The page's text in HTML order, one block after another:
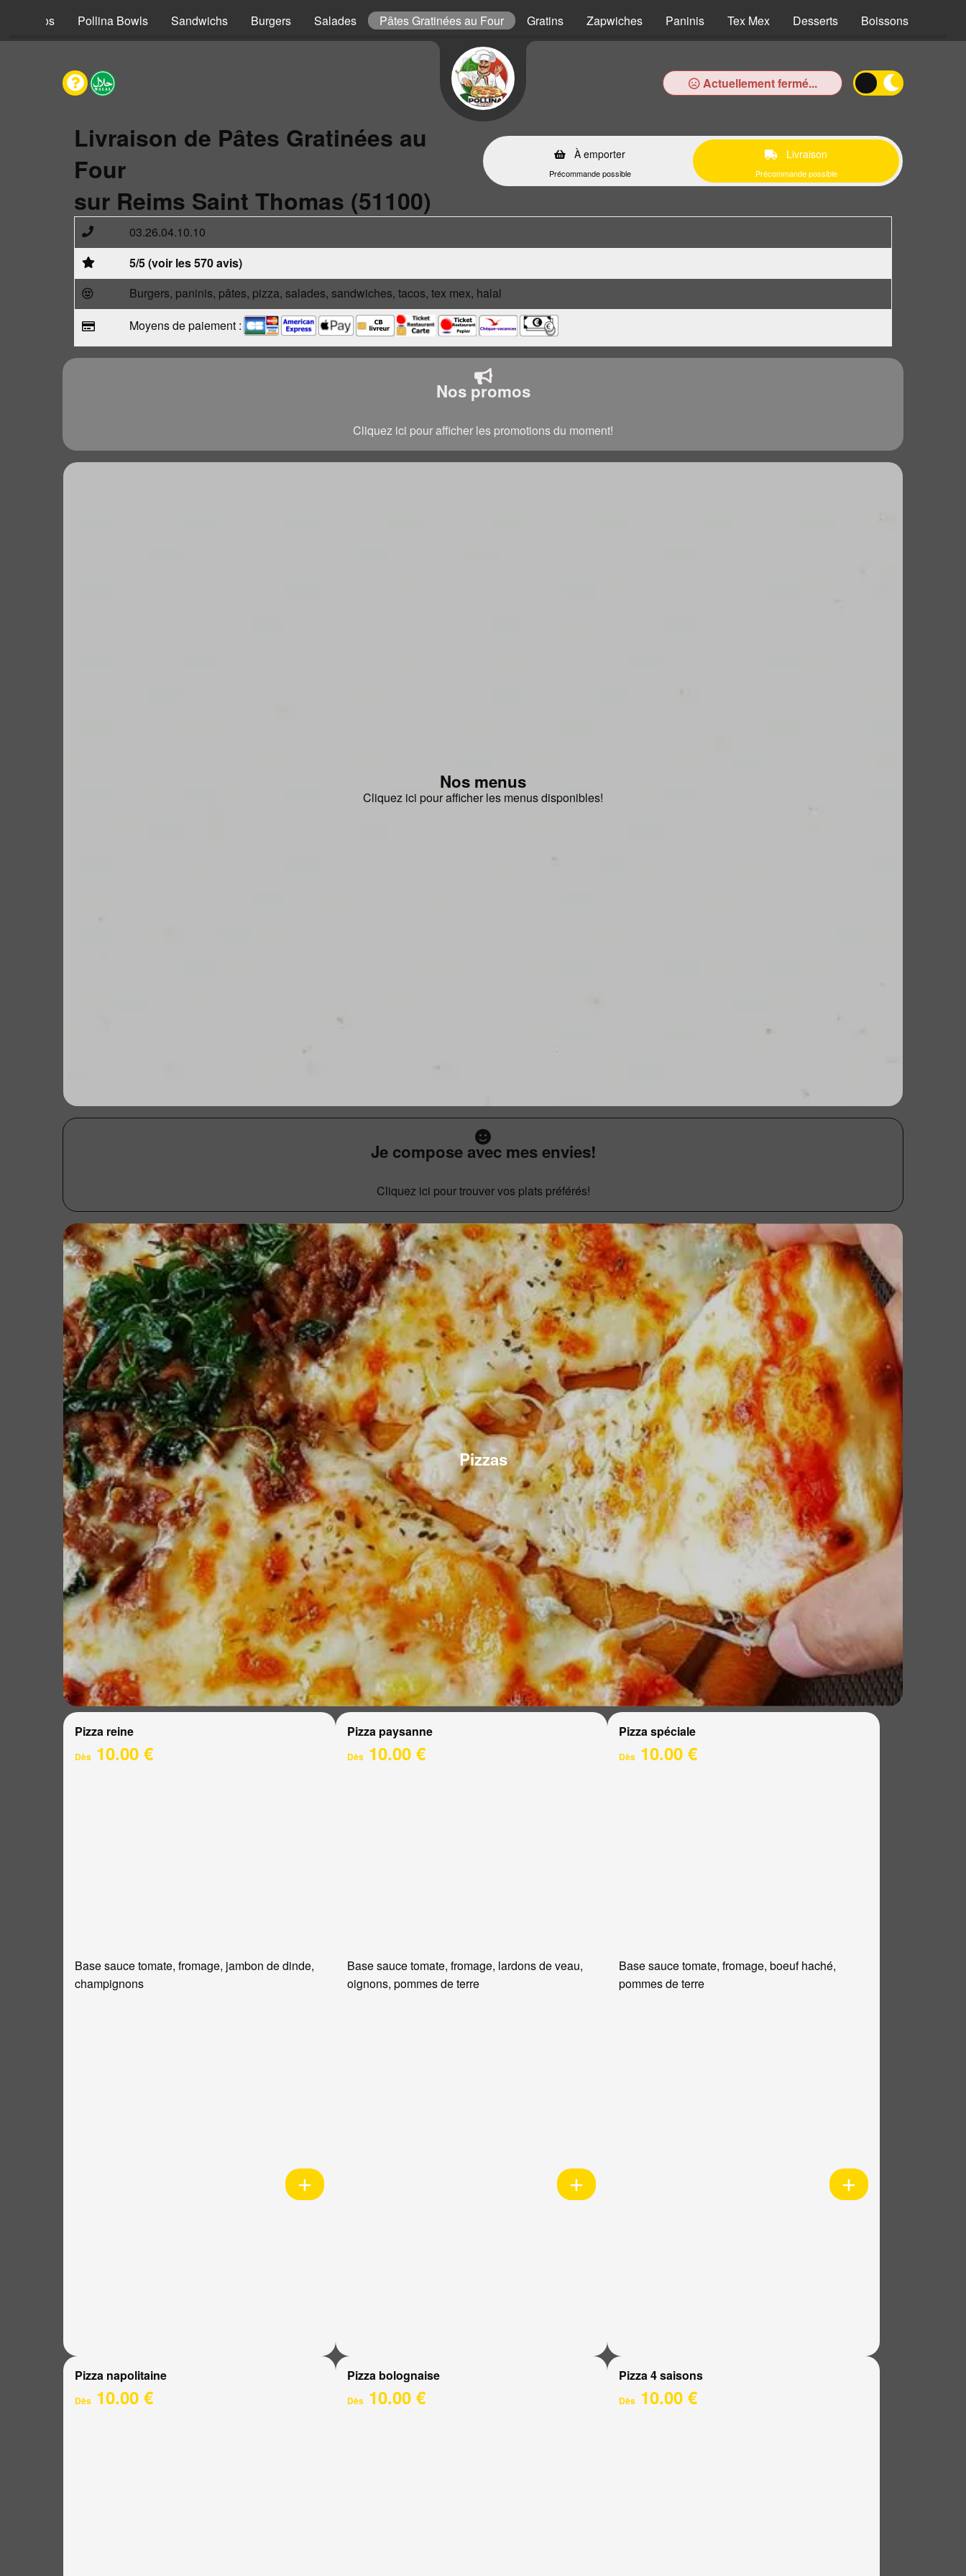
Tacos Pollina Bowls Sandwichs Burgers Salades Pâtes Gratinées au Four Gratins Zapwiches Paninis Tex Mex Desserts Boissons
Actuellement fermé...
Livraison de Pâtes Gratinées au
Four
sur Reims Saint Thomas (51100)
À emporter
Précommande possible
Livraison
Précommande possible
03.26.04.10.10
5/5 (voir les 570 avis)
Burgers, paninis, pâtes, pizza, salades, sandwiches, tacos, tex mex, halal
Moyens de paiement :
Nos promos
Cliquez ici pour afficher les promotions du moment!
Nos menus
Cliquez ici pour afficher les menus disponibles!
Je compose avec mes envies!
Cliquez ici pour trouver vos plats préférés!
Pizzas
Pizza reine
Dès 10.00 €
Base sauce tomate, fromage, jambon de dinde,
champignons
Pizza paysanne
Dès10.00 €
Base sauce tomate, fromage, lardons de veau,
oignons, pommes de terre
Pizza spéciale
Dès 10.00 €
Base sauce tomate, fromage, boeuf haché,
pommes de terre
Pizza napolitaine
Dès 10.00 €
Pizza bolognaise
Dès10.00 €
Pizza 4 saisons
Dès 10.00 €